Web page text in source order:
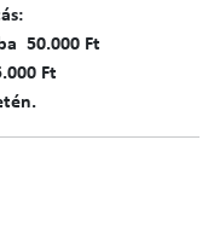
50.000 Ft
Ft